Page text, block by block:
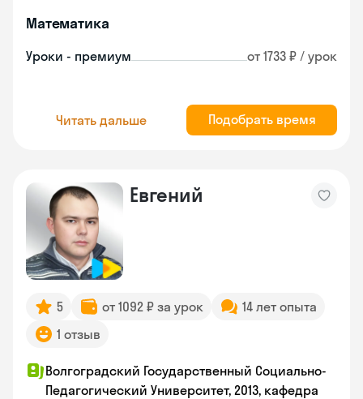
Математика
Уроки - премиум от 1733 ₽ / урок
Читать дальше Подобрать время
Евгений
5 от 1092 ₽ за урок
14 лет опыта
1 отзыв
Волгоградский Государственный Социально-
Педагогический Университет, 2013, кафедра